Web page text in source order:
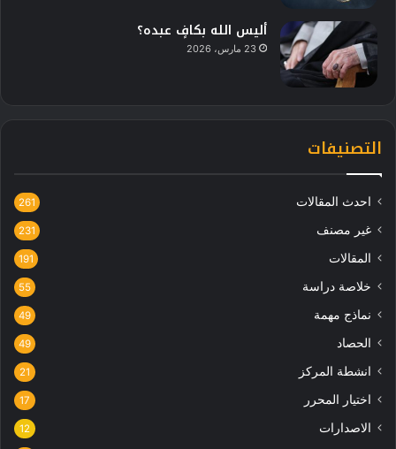
أليس الله بكافٍ عبده؟
23 مارس، 2026
التصنيفات
احدث المقالات 261
غير مصنف 231
المقالات 191
خلاصة دراسة 55
نماذج مهمة 49
الحصاد 49
انشطة المركز 21
اختيار المحرر 17
الاصدارات 12